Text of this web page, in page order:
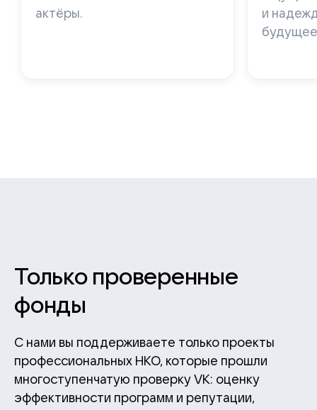
актёры.
и
Только проверенные
фонды
С нами вы поддерживаете только проекты
профессиональных НКО, которые прошли
многоступенчатую проверку VK: оценку
эффективности программ и репутации,